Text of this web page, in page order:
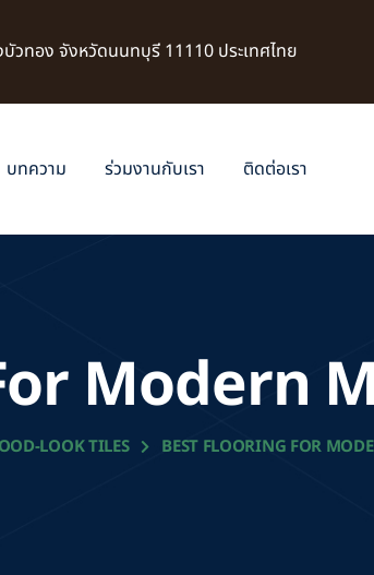
บัวทอง จังหวัดนนทบุรี 11110 ประเทศไทย
บทความ ร่วมงานกับเรา ติดต่อเรา
Modern
LOOK TILES BEST FLOORING FOR